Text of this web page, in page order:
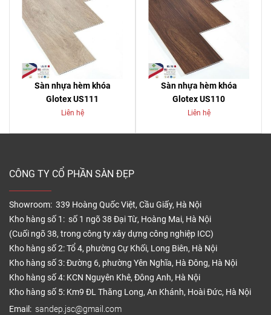
Sàn nhựa hèm khóa
Glotex US111
Liên hệ
Sàn nhựa hèm khóa
Glotex US110
Liên hệ
CÔNG TY CỔ PHẦN SÀN ĐẸP
Showroom: 339 Hoàng Quốc Việt, Cầu Giấy, Hà Nội
Kho hàng số 1: số 1 ngõ 38 Đại Từ, Hoàng Mai, Hà Nội
(Cuối ngõ 38, trong công ty xây dựng công nghiệp ICC)
Kho hàng số 2: Tổ 4, phường Cự Khối, Long Biên, Hà Nội
Kho hàng số 3: Đường 6, phường Yên Nghĩa, Hà Đông, Hà Nội
Kho hàng số 4: KCN Nguyên Khê, Đông Anh, Hà Nội
Kho hàng số 5: Km9 ĐL Thăng Long, An Khánh, Hoài Đức, Hà Nội
Email: sandep.jsc@gmail.com